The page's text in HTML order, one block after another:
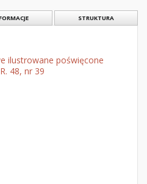
STRUKTURA
ilustrowane poświęcone
48, nr 39